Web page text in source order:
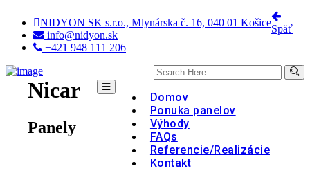
NIDYON SK s.r.o., Mlynárska č. 16, 040 01 Košice
info@nidyon.sk
+421 948 111 206
Domov
Ponuka panelov
Výhody
FAQs
Referencie/Realizácie
Kontakt
Späť
Nicar
Panely